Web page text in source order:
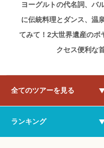
ヨーグルトの代名詞、バ
に伝統料理とダンス、温
てみて！2大世界遺産のボ
クセス便利な
全てのツアーを見る
ランキング